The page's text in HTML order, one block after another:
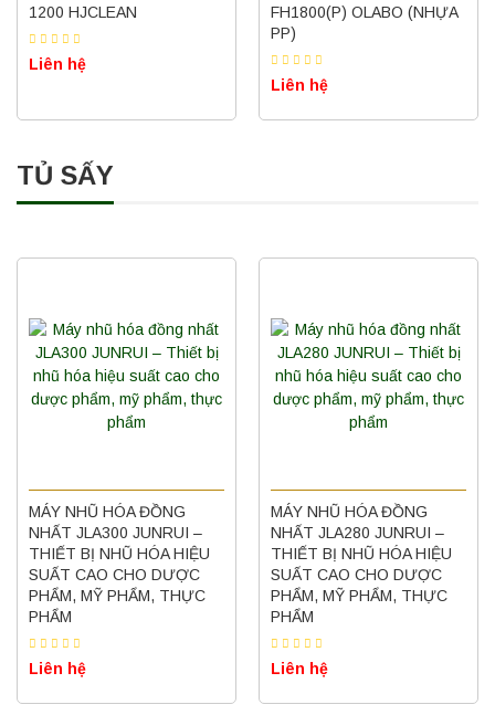
1200 HJCLEAN
Liên hệ
FH1800(P) OLABO (NHỰA
PP)
Liên hệ
TỦ SẤY
MÁY NHŨ HÓA ĐỒNG
NHẤT JLA300 JUNRUI –
THIẾT BỊ NHŨ HÓA HIỆU
SUẤT CAO CHO DƯỢC
PHẨM, MỸ PHẨM, THỰC
PHẨM
Liên hệ
MÁY NHŨ HÓA ĐỒNG
NHẤT JLA280 JUNRUI –
THIẾT BỊ NHŨ HÓA HIỆU
SUẤT CAO CHO DƯỢC
PHẨM, MỸ PHẨM, THỰC
PHẨM
Liên hệ